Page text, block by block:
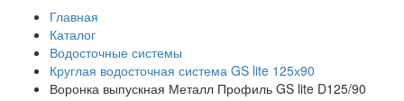
Главная
Каталог
Водосточные системы
Круглая водосточная система GS lite 125х90
Воронка выпускная Металл Профиль GS lite D125/90